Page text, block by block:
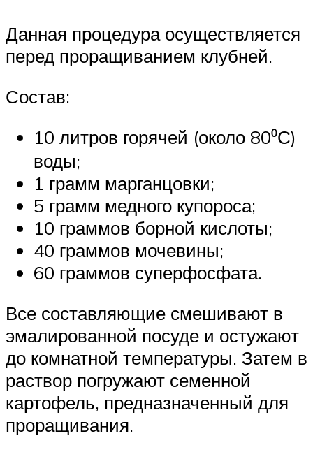
Данная процедура осуществляется
перед проращиванием клубней.
Состав:
10 литров горячей (около 80⁰С)
воды;
1 грамм марганцовки;
5 грамм медного купороса;
10 граммов борной кислоты;
40 граммов мочевины;
60 граммов суперфосфата.
Все составляющие смешивают в
эмалированной посуде и остужают
до комнатной температуры. Затем в
раствор погружают семенной
картофель, предназначенный для
проращивания.